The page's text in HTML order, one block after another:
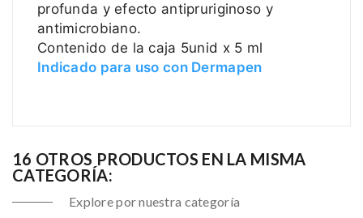
profunda y efecto antipruriginoso y
antimicrobiano.
Contenido de la caja 5unid x 5 ml
Indicado para uso con Dermapen
16 OTROS PRODUCTOS EN LA MISMA
CATEGORÍA:
Explore por nuestra categoría